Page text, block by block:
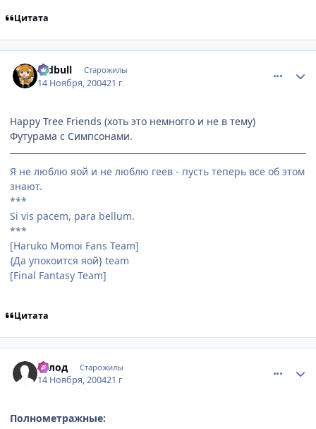
Цитата
redbull Старожилы
14 Ноября, 200421 г
Happy Tree Friends (хоть это немногго и не в тему)
Футурама с Симпсонами.
Я не люблю яой и не люблю геев - пусть теперь все об этом
знают.
***
Si vis pacem, para bellum.
***
[Haruko Momoi Fans Team]
{Да упокоится яой} team
[Final Fantasy Team]
Цитата
Голод Старожилы
14 Ноября, 200421 г
Полнометражные: